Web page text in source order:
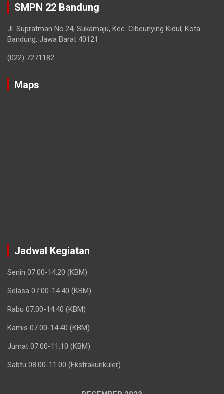
SMPN 22 Bandung
Jl. Supratman No.24, Sukamaju, Kec. Cibeunying Kidul, Kota
Bandung, Jawa Barat 40121
(022) 7271182
Maps
Jadwal Kegiatan
Senin 07.00-14.20 (KBM)
Selasa 07.00-14.40 (KBM)
Rabu 07.00-14.40 (KBM)
Kamis 07.00-14.40 (KBM)
Jumat 07.00-11.10 (KBM)
Sabtu 08.00-11.00 (Ekstrakurikuler)